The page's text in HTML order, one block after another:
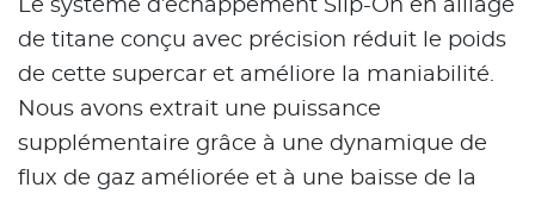
Le système d’échappement Slip-On en alliage
de titane conçu avec précision réduit le poids
de cette supercar et améliore la maniabilité.
Nous avons extrait une puissance
supplémentaire grâce à une dynamique de
flux de gaz améliorée et à une baisse de la